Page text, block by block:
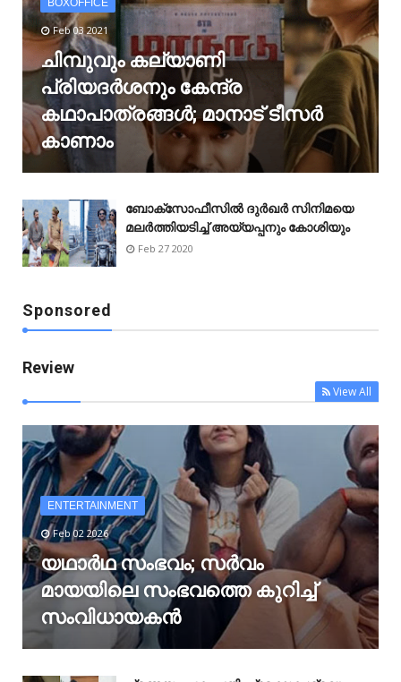
BOXOFFICE
Feb 03 2021
ചിമ്പുവും കല്യാണി
പ്രിയദർശനും കേന്ദ്ര
കഥാപാത്രങ്ങൾ; മാനാട് ടീസർ
കാണാം
ബോക്‌സോഫീസിൽ ദുർഖർ സിനിമയെ
മലർത്തിയടിച്ച് അയ്യപ്പനും കോശിയും
Feb 27 2020
Sponsored
Review
View All
ENTERTAINMENT
Feb 02 2026
യഥാർഥ സംഭവം; സർവം
മായയിലെ സംഭവത്തെ കുറിച്ച്
സംവിധായകൻ